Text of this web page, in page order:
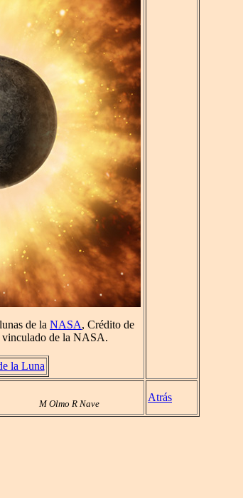
de la NASA, Crédito de
de la NASA.
la Luna
M Olmo R Nave
Atrás